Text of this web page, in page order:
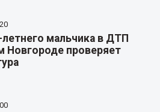
летнего мальчика в ДТП
Новгороде проверяет